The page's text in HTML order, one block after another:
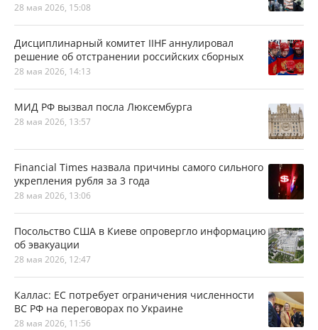
28 мая 2026, 15:08
Дисциплинарный комитет IIHF аннулировал
решение об отстранении российских сборных
28 мая 2026, 14:13
МИД РФ вызвал посла Люксембурга
28 мая 2026, 13:57
Financial Times назвала причины самого сильного
укрепления рубля за 3 года
28 мая 2026, 13:06
Посольство США в Киеве опровергло информацию
об эвакуации
28 мая 2026, 12:47
Каллас: ЕС потребует ограничения численности
ВС РФ на переговорах по Украине
28 мая 2026, 11:56